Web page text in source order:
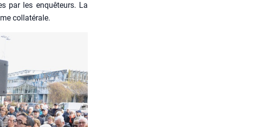
par les enquê­teurs. La
col­la­té­rale.